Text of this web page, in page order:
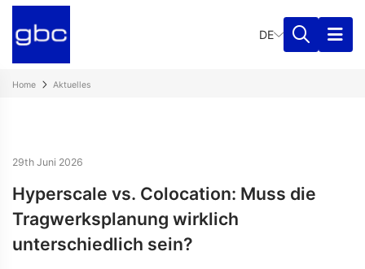
DE
Home Aktuelles
29th Juni 2026
Hyperscale vs. Colocation: Muss die
Tragwerksplanung wirklich
unterschiedlich sein?